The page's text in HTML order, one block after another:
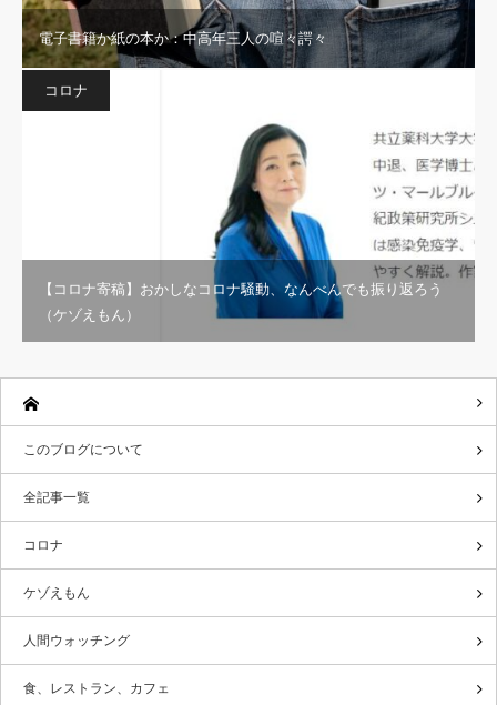
電子書籍か紙の本か：中高年三人の喧々諤々
コロナ
【コロナ寄稿】おかしなコロナ騒動、なんべんでも振り返ろう
（ケゾえもん）
このブログについて
全記事一覧
コロナ
ケゾえもん
人間ウォッチング
食、レストラン、カフェ